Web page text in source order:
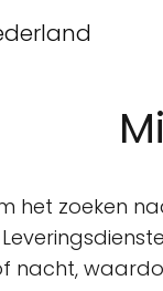
het zoeken
nacht,